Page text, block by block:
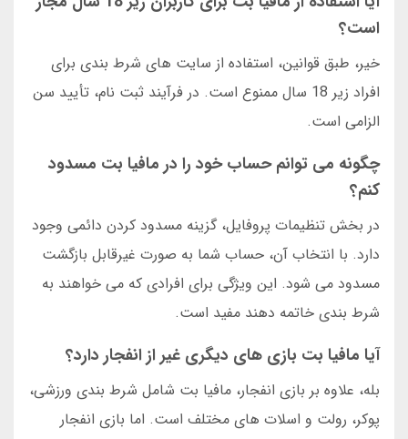
است؟
خیر، طبق قوانین، استفاده از سایت های شرط بندی برای
افراد زیر 18 سال ممنوع است. در فرآیند ثبت نام، تأیید سن
الزامی است.
چگونه می توانم حساب خود را در مافیا بت مسدود
کنم؟
در بخش تنظیمات پروفایل، گزینه مسدود کردن دائمی وجود
دارد. با انتخاب آن، حساب شما به صورت غیرقابل بازگشت
مسدود می شود. این ویژگی برای افرادی که می خواهند به
شرط بندی خاتمه دهند مفید است.
آیا مافیا بت بازی های دیگری غیر از انفجار دارد؟
بله، علاوه بر بازی انفجار، مافیا بت شامل شرط بندی ورزشی،
پوکر، رولت و اسلات های مختلف است. اما بازی انفجار